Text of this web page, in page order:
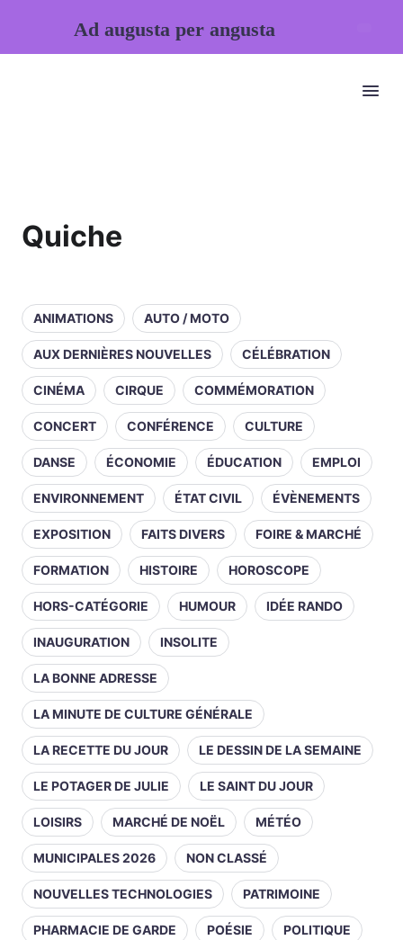
Quiche
ANIMATIONS AUTO / MOTO
AUX DERNIÈRES NOUVELLES CÉLÉBRATION
CINÉMA CIRQUE COMMÉMORATION
CONCERT CONFÉRENCE CULTURE
DANSE ÉCONOMIE ÉDUCATION EMPLOI
ENVIRONNEMENT ÉTAT CIVIL ÉVÈNEMENTS
EXPOSITION FAITS DIVERS FOIRE & MARCHÉ
FORMATION HISTOIRE HOROSCOPE
HORS-CATÉGORIE HUMOUR IDÉE RANDO
INAUGURATION INSOLITE
LA BONNE ADRESSE
LA MINUTE DE CULTURE GÉNÉRALE
LA RECETTE DU JOUR LE DESSIN DE LA SEMAINE
LE POTAGER DE JULIE LE SAINT DU JOUR
LOISIRS MARCHÉ DE NOËL MÉTÉO
MUNICIPALES 2026 NON CLASSÉ
NOUVELLES TECHNOLOGIES PATRIMOINE
PHARMACIE DE GARDE POÉSIE POLITIQUE
Ad augusta per angusta